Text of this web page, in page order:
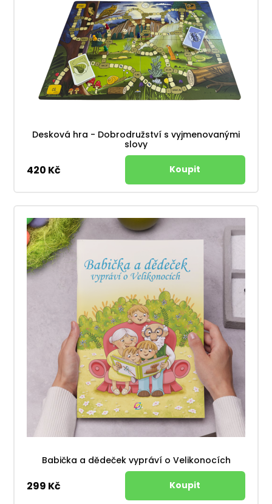
Desková hra - Dobrodružství s vyjmenovanými
slovy
420 Kč
Babička a dědeček vypráví o Velikonocích
299 Kč